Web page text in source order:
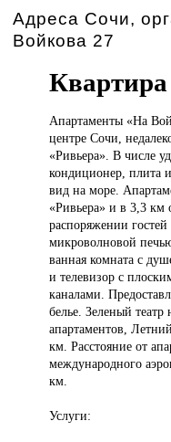
Адреса Сочи,
Войкова 27
Апартаменты «На
центре Сочи,
«Ривьера». В числе
кондиционер, плита
вид на море.
«Ривьера» и в 3,3 км
распоряжении
микроволновой
ванная комната с
и телевизор с
каналами.
белье. Зеленый театр
апартаментов,
км. Расстояние от
международного
км.
Услуги: